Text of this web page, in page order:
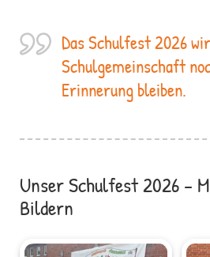
Das Schulfest 2026
Schulgemeinschaft
Erinnerung bleiben.
Unser Schulfest 2026 –
Bildern